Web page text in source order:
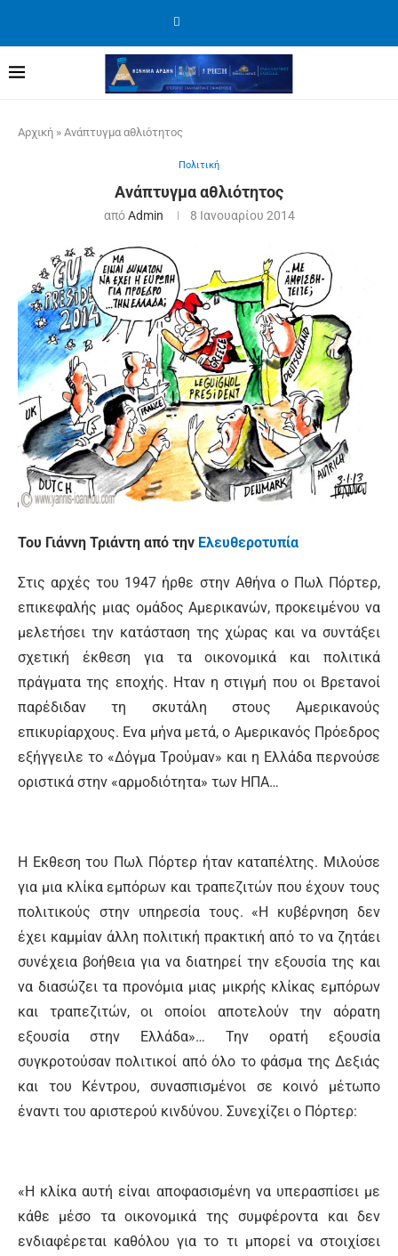
Αρχική » Ανάπτυγμα αθλιότητος
Πολιτική
Ανάπτυγμα αθλιότητος
απόAdmin 8 Ιανουαρίου 2014
Του Γιάννη Τριάντη από την Ελευθεροτυπία
Στις αρχές του 1947 ήρθε στην Αθήνα ο Πωλ Πόρτερ,
επικεφαλής μιας ομάδος Αμερικανών, προκειμένου να
μελετήσει την κατάσταση της χώρας και να συντάξει
σχετική έκθεση για τα οικονομικά και πολιτικά
πράγματα της εποχής. Ηταν η στιγμή που οι Βρετανοί
παρέδιδαν τη σκυτάλη στους Αμερικανούς
επικυρίαρχους. Ενα μήνα μετά, ο Αμερικανός Πρόεδρος
εξήγγειλε το «Δόγμα Τρούμαν» και η Ελλάδα περνούσε
οριστικά στην «αρμοδιότητα» των ΗΠΑ…
Η Εκθεση του Πωλ Πόρτερ ήταν καταπέλτης. Μιλούσε
για μια κλίκα εμπόρων και τραπεζιτών που έχουν τους
πολιτικούς στην υπηρεσία τους. «Η κυβέρνηση δεν
έχει καμμίαν άλλη πολιτική πρακτική από το να ζητάει
συνέχεια βοήθεια για να διατηρεί την εξουσία της και
να διασώζει τα προνόμια μιας μικρής κλίκας εμπόρων
και τραπεζιτών, οι οποίοι αποτελούν την αόρατη
εξουσία στην Ελλάδα»… Την ορατή εξουσία
συγκροτούσαν πολιτικοί από όλο το φάσμα της Δεξιάς
και του Κέντρου, συνασπισμένοι σε κοινό μέτωπο
έναντι του αριστερού κινδύνου. Συνεχίζει ο Πόρτερ:
«Η κλίκα αυτή είναι αποφασισμένη να υπερασπίσει με
κάθε μέσο τα οικονομικά της συμφέροντα και δεν
ενδιαφέρεται καθόλου για το τι μπορεί να στοιχίσει